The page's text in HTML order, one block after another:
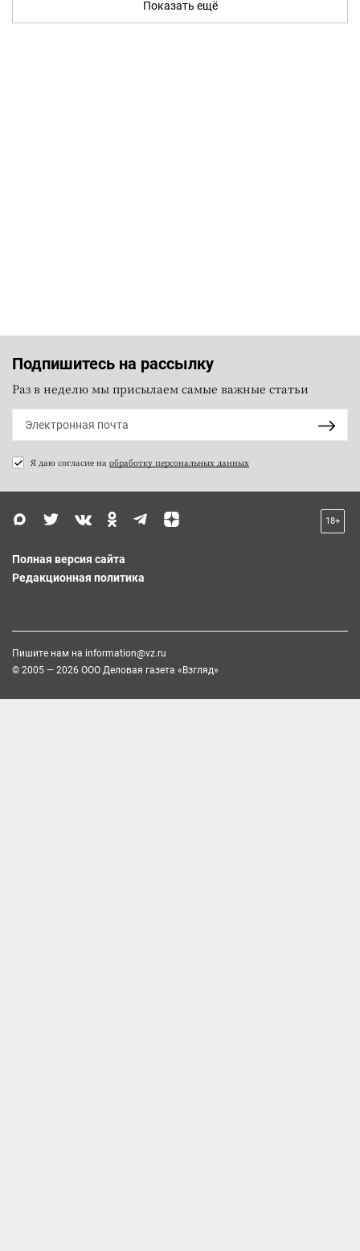
Показать ещё
Подпишитесь на рассылку
Раз в неделю мы присылаем самые важные статьи
Я даю согласие на обработку персональных данных
18+
Полная версия сайта
Редакционная политика
Пишите нам на information@vz.ru
© 2005 — 2026 ООО Деловая газета «Взгляд»